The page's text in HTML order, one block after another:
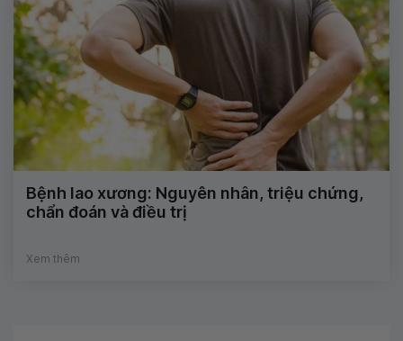
Bệnh lao xương: Nguyên nhân, triệu chứng,
chẩn đoán và điều trị
Xem thêm